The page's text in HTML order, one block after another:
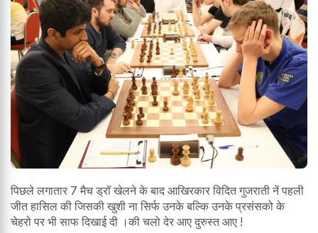
पिछले लगातार 7 मैच ड्रॉ खेलने के बाद आखिरकार विदित गुजराती नें पहली
जीत हासिल की जिसकी खुशी ना सिर्फ उनके बल्कि उनके प्रसंसको के
चेहरो पर भी साफ दिखाई दी ।की चलो देर आए दुरुस्त आए !